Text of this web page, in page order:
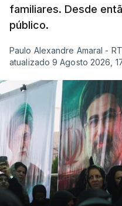
familiares. Desde
público.
Paulo Alexandre Amaral -
atualizado 9 Agosto 2026,